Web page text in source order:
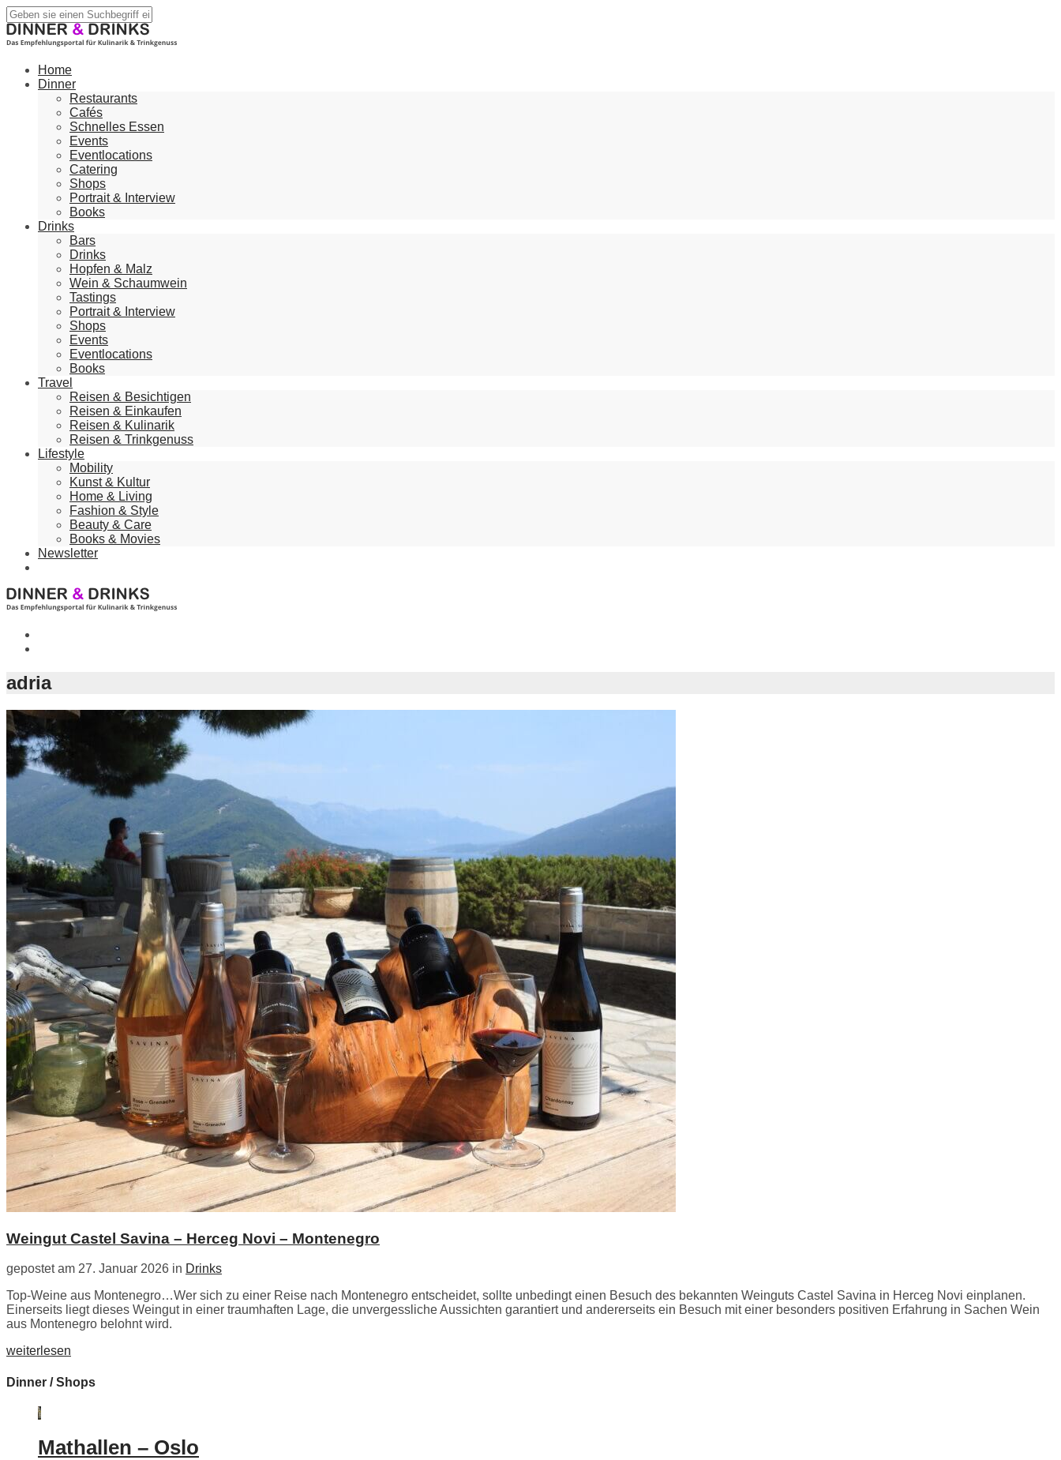
Home
Dinner
Restaurants
Cafés
Schnelles Essen
Events
Eventlocations
Catering
Shops
Portrait & Interview
Books
Drinks
Bars
Drinks
Hopfen & Malz
Wein & Schaumwein
Tastings
Portrait & Interview
Shops
Events
Eventlocations
Books
Travel
Reisen & Besichtigen
Reisen & Einkaufen
Reisen & Kulinarik
Reisen & Trinkgenuss
Lifestyle
Mobility
Kunst & Kultur
Home & Living
Fashion & Style
Beauty & Care
Books & Movies
Newsletter
adria
Weingut Castel Savina – Herceg Novi – Montenegro
gepostet am 27. Januar 2026 in Drinks
Top-Weine aus Montenegro…Wer sich zu einer Reise nach Montenegro entscheidet, sollte unbedingt einen Besuch des bekannten Weinguts Castel Savina in Herceg Novi einplanen.
Einerseits liegt dieses Weingut in einer traumhaften Lage, die unvergessliche Aussichten garantiert und andererseits ein Besuch mit einer besonders positiven Erfahrung in Sachen Wein
aus Montenegro belohnt wird.
weiterlesen
Dinner / Shops
Mathallen – Oslo